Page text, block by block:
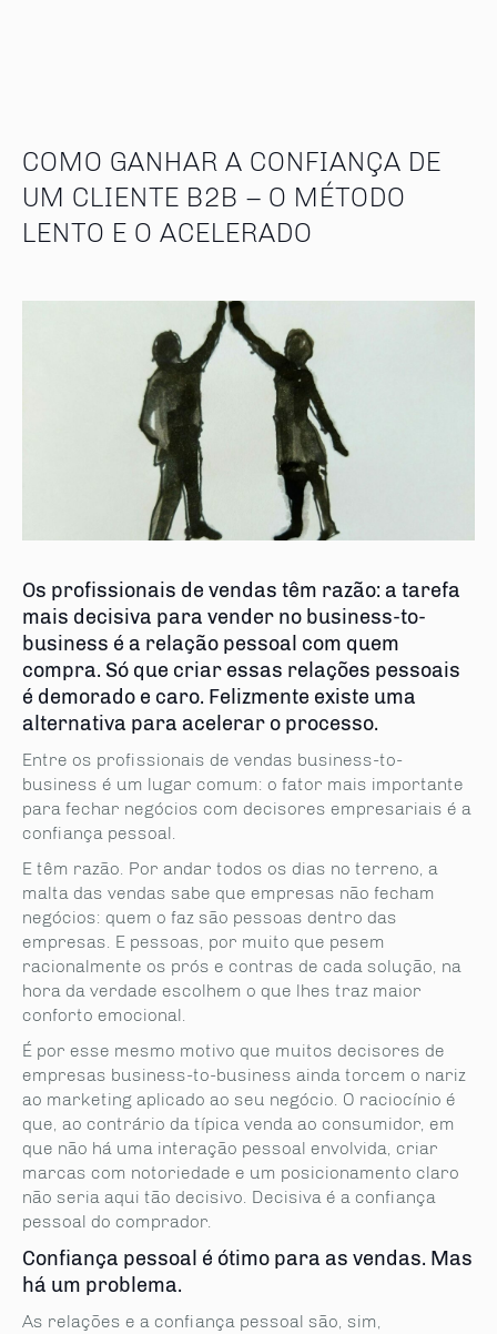
COMO GANHAR A CONFIANÇA DE
UM CLIENTE B2B – O MÉTODO
LENTO E O ACELERADO
Os profissionais de vendas têm razão: a tarefa
mais decisiva para vender no business-to-
business é a relação pessoal com quem
compra. Só que criar essas relações pessoais
é demorado e caro. Felizmente existe uma
alternativa para acelerar o processo.
Entre os profissionais de vendas business-to-
business é um lugar comum: o fator mais importante
para fechar negócios com decisores empresariais é a
confiança pessoal.
E têm razão. Por andar todos os dias no terreno, a
malta das vendas sabe que empresas não fecham
negócios: quem o faz são pessoas dentro das
empresas. E pessoas, por muito que pesem
racionalmente os prós e contras de cada solução, na
hora da verdade escolhem o que lhes traz maior
conforto emocional.
É por esse mesmo motivo que muitos decisores de
empresas business-to-business ainda torcem o nariz
ao marketing aplicado ao seu negócio. O raciocínio é
que, ao contrário da típica venda ao consumidor, em
que não há uma interação pessoal envolvida, criar
marcas com notoriedade e um posicionamento claro
não seria aqui tão decisivo. Decisiva é a confiança
pessoal do comprador.
Confiança pessoal é ótimo para as vendas. Mas
há um problema.
As relações e a confiança pessoal são, sim,